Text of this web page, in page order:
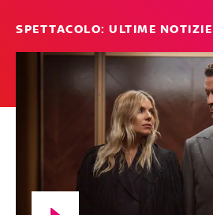
SPETTACOLO: ULTIME NOTIZIE